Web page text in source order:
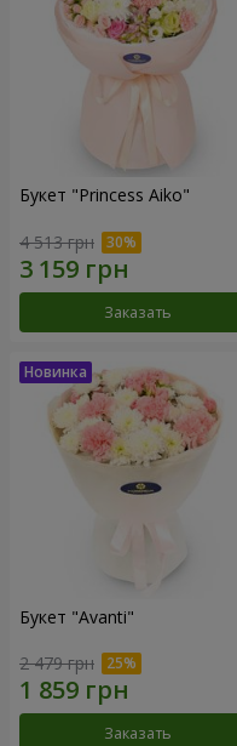
Букет "Princess Aiko"
4 513 грн
Заказать
Букет "Avanti"
2 479 грн
Заказать